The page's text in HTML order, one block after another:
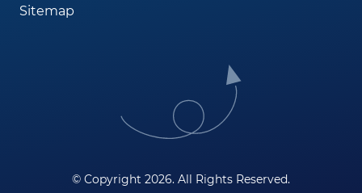
Sitemap
© Copyright 2026. All Rights Reserved.